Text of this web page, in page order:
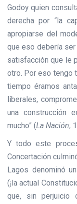
Godoy quien
derecha por “la
apropiarse del
que eso debería
satisfacción que le
otro. Por eso tengo
tiempo éramos
liberales,
una construcción
mucho” (La Nación;
Y todo este
Concertación
Lagos denominó
(¡la actual
que, sin perjuicio